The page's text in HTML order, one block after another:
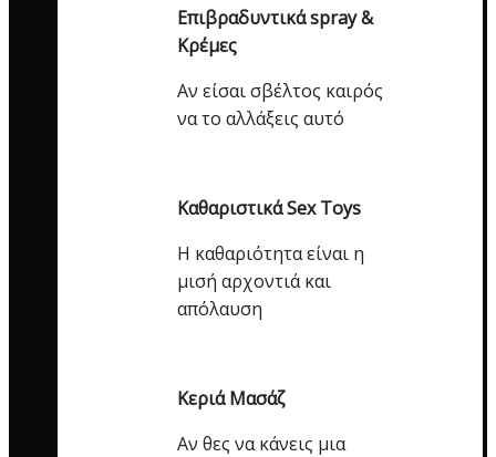
Επιβραδυντικά spray &
Κρέμες
Αν είσαι σβέλτος καιρός
να το αλλάξεις αυτό
Καθαριστικά Sex Toys
Η καθαριότητα είναι η
μισή αρχοντιά και
απόλαυση
Κεριά Μασάζ
Αν θες να κάνεις μια